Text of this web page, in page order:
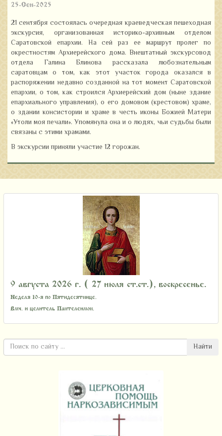
25-Сен-2025
21 сентября состоялась очередная краеведческая пешеходная
экскурсия, организованная историко-архивным отделом
Саратовской епархии. На сей раз ее маршрут пролег по
окрестностям Архиерейского дома. Внештатный экскурсовод
отдела Галина Блинова рассказала любознательным
саратовцам о том, как этот участок города оказался в
распоряжении недавно созданной на тот момент Саратовской
епархии, о том, как строился Архиерейский дом (ныне здание
епархиального управления), о его домовом (крестовом) храме,
о здании консистории и храме в честь иконы Божией Матери
«Утоли моя печали». Упомянула она и о людях, чьи судьбы были
связаны с этими храмами.
В экскурсии приняли участие 12 горожан.
9 августа 2026 г. ( 27 июля ст.ст.), воскресенье.
Неделя 10-я по Пятидесятнице.
Вмч. и целитель Пантелеимон.
Найти